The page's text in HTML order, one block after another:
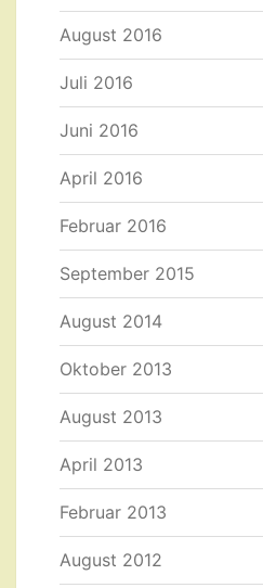
August 2016
Juli 2016
Juni 2016
April 2016
Februar 2016
September 2015
August 2014
Oktober 2013
August 2013
April 2013
Februar 2013
August 2012